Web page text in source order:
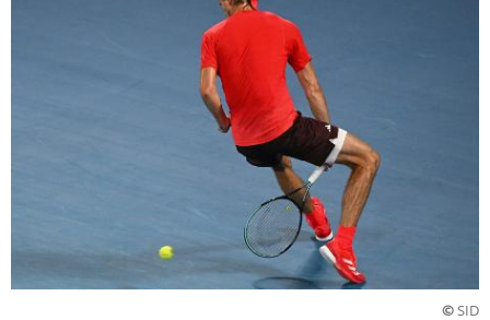
©SID